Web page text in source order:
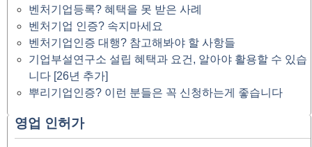
벤처기업등록? 혜택을 못 받은 사례
벤처기업 인증? 속지마세요
벤처기업인증 대행? 참고해봐야 할 사항들
기업부설연구소 설립 혜택과 요건, 알아야 활용할 수 있습
니다 [26년 추가]
뿌리기업인증? 이런 분들은 꼭 신청하는게 좋습니다
영업 인허가